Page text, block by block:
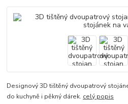
Designový 3D tištěný dvoupatrový
do kuchyně i pěkný dárek. celý popis